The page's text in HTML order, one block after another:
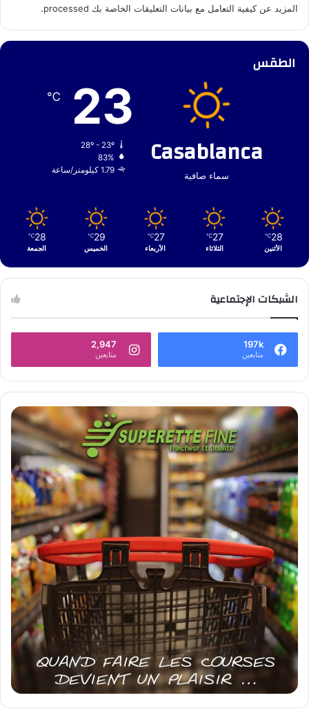
المزيد عن كيفية التعامل مع بيانات التعليقات الخاصة بك processed
.
الطقس
Casablanca
سماء صافية
23
℃
28º - 23º
83%
1.79 كيلومتر/ساعة
28
℃
الأثنين
27
℃
الثلاثاء
27
℃
الأربعاء
29
℃
الخميس
28
℃
الجمعة
الشبكات الإجتماعية
197k
متابعين
2,947
متابعين